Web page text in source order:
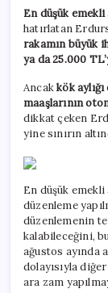
En düşük emekli
hatırlatan
rakamın büyük
ya da 25.000
Ancakkök
maaşlarının
dikkat çeken
yine sınırın
En düşük emekli
düzenleme
düzenlemenin
kalabileceğini,
ağustos ayında
dolayısıyla
ara zam